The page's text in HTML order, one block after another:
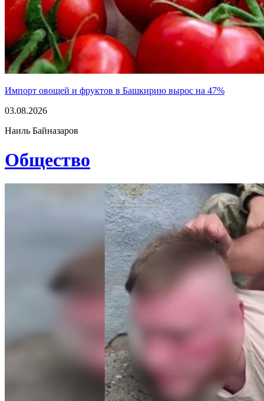
Импорт овощей и фруктов в Башкирию вырос на 47%
03.08.2026
Наиль Байназаров
Общество